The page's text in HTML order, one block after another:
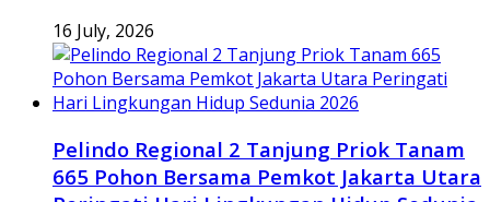
16 July, 2026
Pelindo Regional 2 Tanjung Priok Tanam
665 Pohon Bersama Pemkot Jakarta Utara